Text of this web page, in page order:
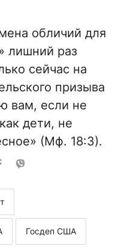
обличий для
лишний раз
сейчас на
призыва
вам, если не
дети, не
(Мф. 18:3).
Госдеп США